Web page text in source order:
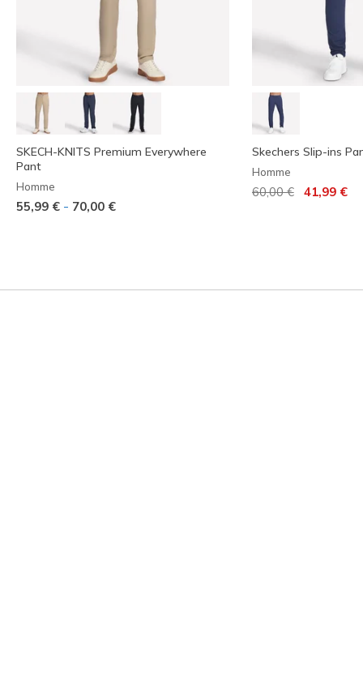
SKECH-KNITS Premium Everywhere
Pant
Homme
55,99 € - 70,00 €
Skechers Slip-ins
Homme
Prix réduit de
60,00 €à 41,99 €